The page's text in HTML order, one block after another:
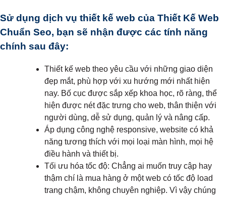
Sử dụng dịch vụ thiết kế web của Thiết Kế Web
Chuẩn Seo, bạn sẽ nhận được các tính năng
chính sau đây:
Thiết kế web theo yêu cầu với những giao diện
đẹp mắt, phù hợp với xu hướng mới nhất hiện
nay. Bố cục được sắp xếp khoa học, rõ ràng, thể
hiện được nét đặc trưng cho web, thân thiện với
người dùng, dễ sử dụng, quản lý và nâng cấp.
Áp dụng công nghệ responsive, website có khả
năng tương thích với mọi loại màn hình, mọi hệ
điều hành và thiết bị.
Tối ưu hóa tốc độ: Chẳng ai muốn truy cập hay
thậm chí là mua hàng ở một web có tốc độ load
trang chậm, không chuyên nghiệp. Vì vậy chúng